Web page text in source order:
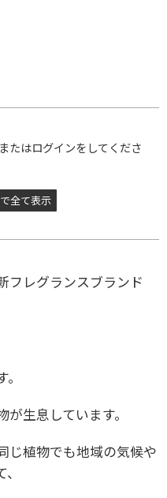
たはログインをしてくださ
全て表示
フレグランスブランド
生息しています。
じ植物でも地域の気候や